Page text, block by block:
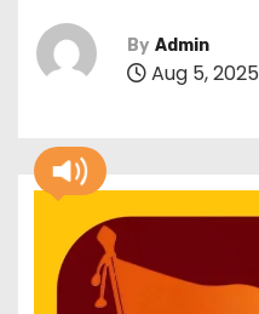
By Admin
Aug 5, 2025